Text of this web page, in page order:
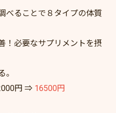
ることで８タイプの体質
必要なサプリメントを摂
円 ⇒ 16500円